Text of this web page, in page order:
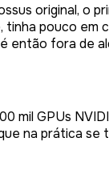
original, o
pouco
então fora de
mil GPUs
na prática